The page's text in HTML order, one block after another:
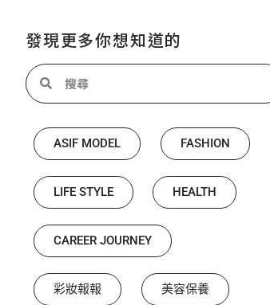
發現更多你想知道的
ASIF MODEL FASHION
LIFE STYLE HEALTH
CAREER JOURNEY
彩妝報報 美容保養